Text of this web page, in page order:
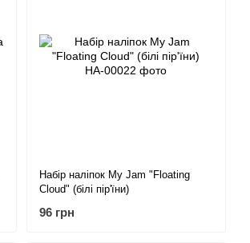
Набір наліпок My Jam "Floating
Cloud" (білі пір'їни)
96 грн